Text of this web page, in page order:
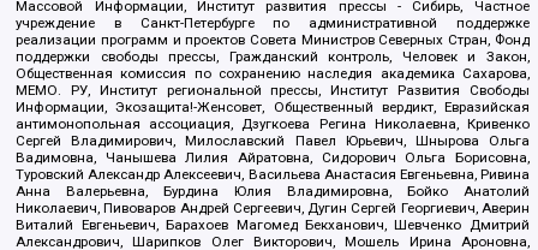
Массовой Информации, Институт развития прессы - Сибирь, Частное
учреждение в Санкт-Петербурге по административной поддержке
реализации программ и проектов Совета Министров Северных Стран, Фонд
поддержки свободы прессы, Гражданский контроль, Человек и Закон,
Общественная комиссия по сохранению наследия академика Сахарова,
МЕМО. РУ, Институт региональной прессы, Институт Развития Свободы
Информации, Экозащита!-Женсовет, Общественный вердикт, Евразийская
антимонопольная ассоциация, Дзугкоева Регина Николаевна, Кривенко
Сергей Владимирович, Милославский Павел Юрьевич, Шнырова Ольга
Вадимовна, Чанышева Лилия Айратовна, Сидорович Ольга Борисовна,
Туровский Александр Алексеевич, Васильева Анастасия Евгеньевна, Ривина
Анна Валерьевна, Бурдина Юлия Владимировна, Бойко Анатолий
Николаевич, Пивоваров Андрей Сергеевич, Дугин Сергей Георгиевич, Аверин
Виталий Евгеньевич, Барахоев Магомед Бекханович, Шевченко Дмитрий
Александрович, Шарипков Олег Викторович, Мошель Ирина Ароновна,